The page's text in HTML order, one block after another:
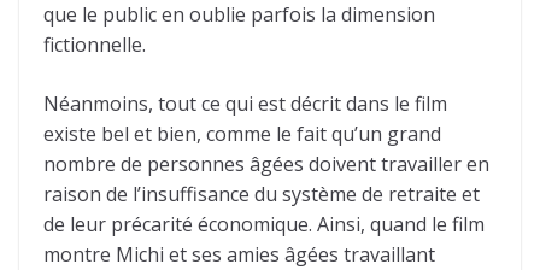
que le public en oublie parfois la dimension
fictionnelle.
Néanmoins, tout ce qui est décrit dans le film
existe bel et bien, comme le fait qu’un grand
nombre de personnes âgées doivent travailler en
raison de l’insuffisance du système de retraite et
de leur précarité économique. Ainsi, quand le film
montre Michi et ses amies âgées travaillant